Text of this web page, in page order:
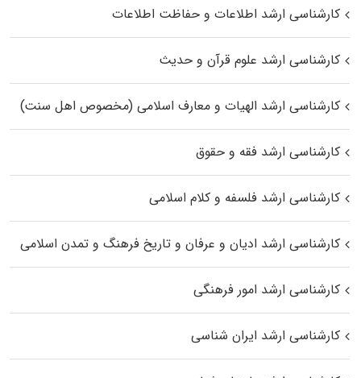
کارشناسی ارشد اطلاعات و حفاظت اطلاعات
کارشناسی ارشد علوم قرآن و حدیث
کارشناسی ارشد الهیات و معارف اسلامی (مخصوص اهل سنت)
کارشناسی ارشد فقه و حقوق
کارشناسی ارشد فلسفه و کلام اسلامی
کارشناسی ارشد ادیان و عرفان و تاریخ فرهنگ و تمدن اسلامی
کارشناسی ارشد امور فرهنگی
کارشناسی ارشد ایران شناسی